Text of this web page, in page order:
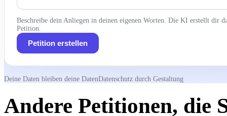
Beschreibe dein Anliegen in deinen eigenen Worten. Die KI erstellt dir
Petition.
Petition erstellen
Deine Daten bleiben deine DatenDatenschutz durch Gestaltung
Andere Petitionen, die